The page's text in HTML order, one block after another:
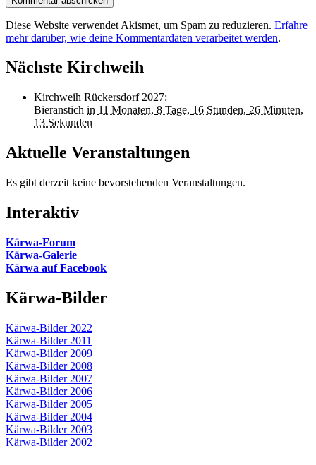
Diese Website verwendet Akismet, um Spam zu reduzieren. Erfahre
mehr darüber, wie deine Kommentardaten verarbeitet werden.
Nächste Kirchweih
Kirchweih Rückersdorf 2027:
Bieranstich in 11 Monaten, 8 Tage, 16 Stunden, 26 Minuten,
13 Sekunden
Aktuelle Veranstaltungen
Es gibt derzeit keine bevorstehenden Veranstaltungen.
Interaktiv
Kärwa-Forum
Kärwa-Galerie
Kärwa auf Facebook
Kärwa-Bilder
Kärwa-Bilder 2022
Kärwa-Bilder 2011
Kärwa-Bilder 2009
Kärwa-Bilder 2008
Kärwa-Bilder 2007
Kärwa-Bilder 2006
Kärwa-Bilder 2005
Kärwa-Bilder 2004
Kärwa-Bilder 2003
Kärwa-Bilder 2002